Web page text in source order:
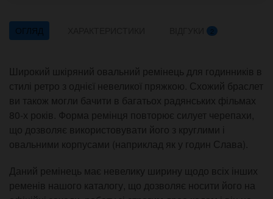
ОГЛЯД 2
Широкий шкіряний овальний ремінець для годинників в
стилі ретро з однієї невеликої пряжкою. Схожий браслет
ви також могли бачити в багатьох радянських фільмах
80-х років. Форма ремінця повторює силует черепахи,
що дозволяє використовувати його з круглими і
овальними корпусами (наприклад як у годин Слава).
Даний ремінець має невелику ширину щодо всіх інших
ременів нашого каталогу, що дозволяє носити його на